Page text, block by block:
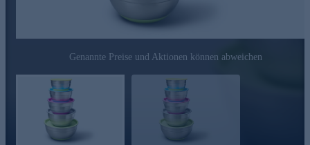
Genannte Preise und Aktionen können abweichen